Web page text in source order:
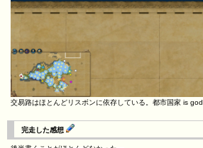
交易路はほとんどリスボンに依存している。都市国家 is god.
完走した感想